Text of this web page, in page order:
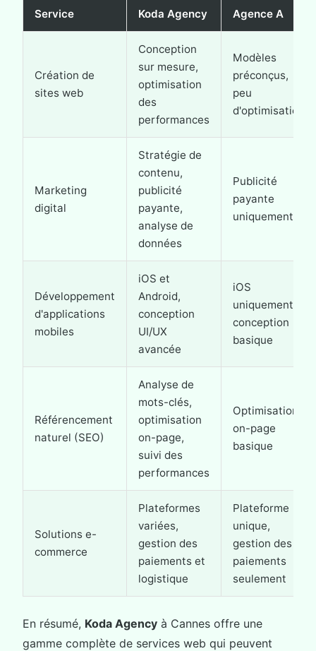
Service Koda Agency Agence A
Création de
sites web
Conception
sur mesure,
optimisation
des
performances
Modèles
préconçus,
peu
d'optimisation
Marketing
digital
Stratégie de
contenu,
publicité
payante,
analyse de
données
Publicité
payante
uniquement
Développement
d'applications
mobiles
iOS et
Android,
conception
UI/UX
avancée
iOS
uniquement,
conception
basique
Référencement
naturel (SEO)
Analyse de
mots-clés,
optimisation
on-page,
suivi des
performances
Optimisation
on-page
basique
Solutions e-
commerce
Plateformes
variées,
gestion des
paiements et
logistique
Plateforme
unique,
gestion des
paiements
seulement
En résumé, Koda Agency à Cannes offre une
gamme complète de services web qui peuvent